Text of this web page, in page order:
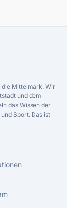
die Mittelmark. Wir
und dem
das Wissen der
Sport. Das ist